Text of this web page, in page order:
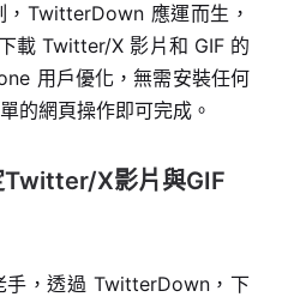
TwitterDown 應運而生，
載 Twitter/X 影片和 GIF 的
用戶優化，無需安裝任何
的網頁操作即可完成。
Twitter/X影片與GIF
手，透過 TwitterDown，下